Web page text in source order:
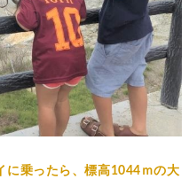
に乗ったら、標高1044ｍの大